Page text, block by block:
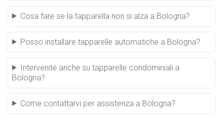
Cosa fare se la tapparella non si alza a Bologna?
Posso installare tapparelle automatiche a Bologna?
Intervenite anche su tapparelle condominiali a
Bologna?
Come contattarvi per assistenza a Bologna?